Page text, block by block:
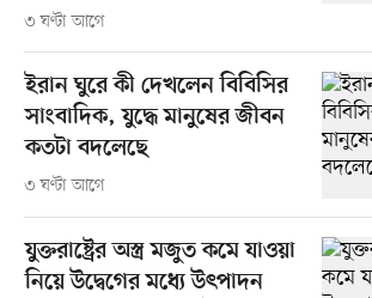
৩ ঘণ্টা আগে
ইরান ঘুরে কী দেখলেন বিবিসির
সাংবাদিক, যুদ্ধে মানুষের জীবন
কতটা বদলেছে
৩ ঘণ্টা আগে
যুক্তরাষ্ট্রের অস্ত্র মজুত কমে যাওয়া
নিয়ে উদ্বেগের মধ্যে উৎপাদন